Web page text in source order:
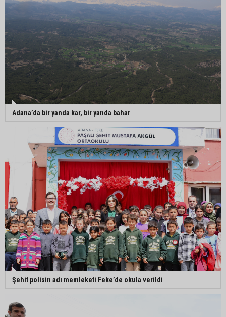
Adana’da bir yanda kar, bir yanda bahar
Şehit polisin adı memleketi Feke’de okula verildi